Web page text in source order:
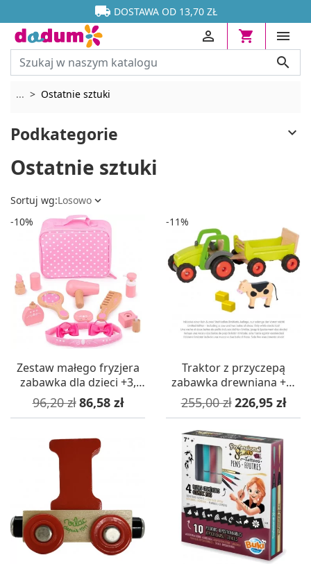

 DOSTAWA OD 13,70 ZŁ






... Rozwiń breadcrumbs
Ostatnie sztuki
Podkategorie 
Ostatnie sztuki
Sortuj wg:Losowo 
Zestaw małego fryzjera
zabawka dla dzieci +3,
BigJigs
Cena podstawowa
96,20 zł Cena
86,58 zł
-10%
Traktor z przyczepą
zabawka drewniana +3,
Goki
Cena podstawowa
255,00 zł Cena
226,95 zł
-11%